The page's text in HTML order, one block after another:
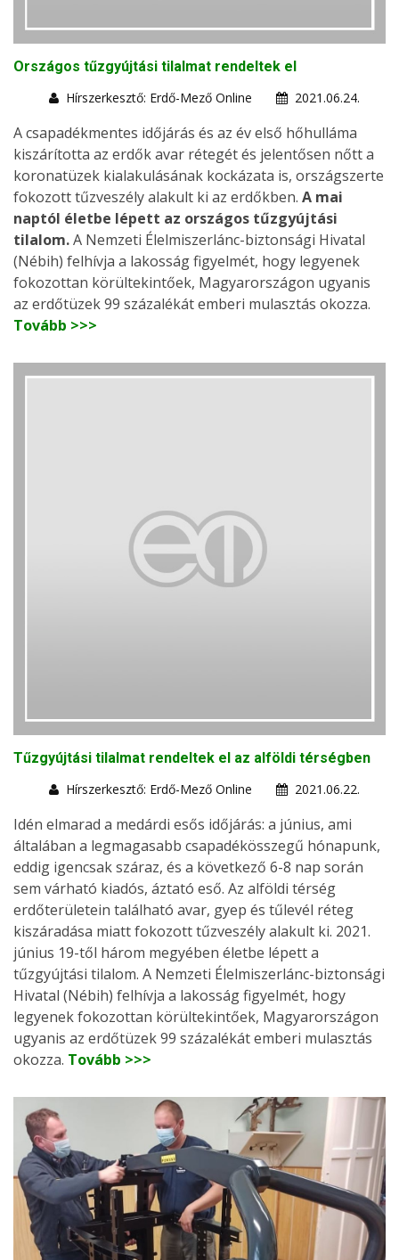
Országos tűzgyújtási tilalmat rendeltek el
Hírszerkesztő: Erdő-Mező Online
2021.06.24.
A csapadékmentes időjárás és az év első hőhulláma
kiszárította az erdők avar rétegét és jelentősen nőtt a
koronatüzek kialakulásának kockázata is, országszerte
fokozott tűzveszély alakult ki az erdőkben. A mai
naptól életbe lépett az országos tűzgyújtási
tilalom.A Nemzeti Élelmiszerlánc-biztonsági Hivatal
(Nébih) felhívja a lakosság figyelmét, hogy legyenek
fokozottan körültekintőek, Magyarországon ugyanis
az erdőtüzek 99 százalékát emberi mulasztás okozza.
Tovább >>>
Tűzgyújtási tilalmat rendeltek el az alföldi térségben
Hírszerkesztő: Erdő-Mező Online
2021.06.22.
Idén elmarad a medárdi esős időjárás: a június, ami
általában a legmagasabb csapadékösszegű hónapunk,
eddig igencsak száraz, és a következő 6-8 nap során
sem várható kiadós, áztató eső. Az alföldi térség
erdőterületein található avar, gyep és tűlevél réteg
kiszáradása miatt fokozott tűzveszély alakult ki. 2021.
június 19-től három megyében életbe lépett a
tűzgyújtási tilalom. A Nemzeti Élelmiszerlánc-biztonsági
Hivatal (Nébih) felhívja a lakosság figyelmét, hogy
legyenek fokozottan körültekintőek, Magyarországon
ugyanis az erdőtüzek 99 százalékát emberi mulasztás
okozza. Tovább >>>